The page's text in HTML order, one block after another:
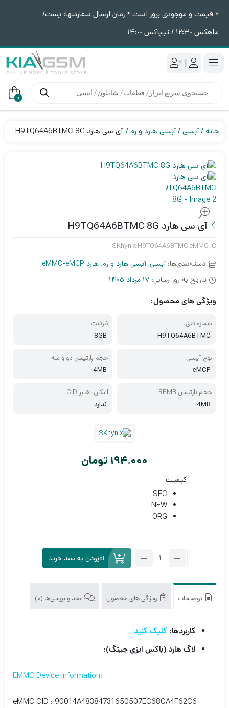
* قیمت و موجودی بروز است * زمان ارسال سفارشها: پست/
ماهکس ١٢:٣٠ / تیپاکس ١۴:٠٠
|
محصولات 0
خانه آیسی آیسی هارد و رم آی سی هارد H9TQ64A6BTMC 8G
آی سی هارد H9TQ64A6BTMC 8G
SKhynix H9TQ64A6BTMC eMMC IC
دسته‌بندی‌ها:آیسی,آیسی هارد و رم, هارد eMMC-eMCP
تاریخ به روز رسانی: 17 مرداد 1405
ویژگی های محصول:
شماره فنی
H9TQ64A6BTMC
ظرفیت
8GB
نوع آیسی
eMCP
حجم پارتیشن دو و سه
4MB
حجم پارتیشن RPMB
4MB
امکان تغییر CID
ندارد
194.000 تومان
کیفیت
SEC
NEW
ORG
تعداد:
H9TQ64A6BTMC
افزودن به سبد خرید
توضیحات ویژگی های محصول نقد و بررسی‌ها (0)
کاربردها: کلیک کنید
لاگ هارد (باکس ایزی جیتگ):
:EMMC Device Information
eMMC CID : 90014A48384731650507EC68CA4F62C6